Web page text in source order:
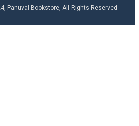
Panuval Bookstore, All Rights Reserved